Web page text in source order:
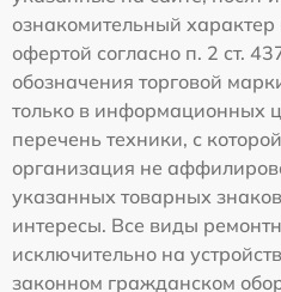
ознакомительный
офертой согласно п. 2 ст.
обозначения торговой
только в информационных
перечень техники, с
организация не
указанных товарных
интересы. Все виды
исключительно на
законном гражданском